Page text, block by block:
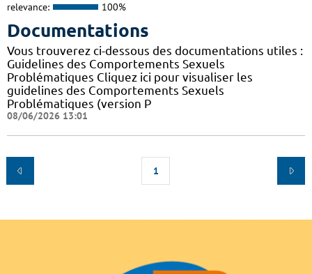
relevance: 100%
Documentations
Vous trouverez ci-dessous des documentations utiles :
Guidelines des Comportements Sexuels
Problématiques Cliquez ici pour visualiser les
guidelines des Comportements Sexuels
Problématiques (version P
08/06/2026 13:01
1